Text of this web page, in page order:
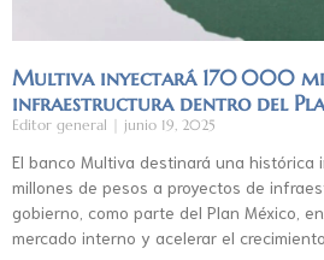
Multiva inyectará 170 000
infraestructura dentro del
Editor general junio 19, 2025
El banco Multiva destinará una histórica
millones de pesos a proyectos de
gobierno, como parte del Plan México,
mercado interno y acelerar el